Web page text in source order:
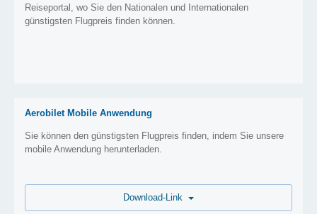
Reiseportal, wo Sie den Nationalen und Internationalen
günstigsten Flugpreis finden können.
Aerobilet Mobile Anwendung
Sie können den günstigsten Flugpreis finden, indem Sie unsere
mobile Anwendung herunterladen.